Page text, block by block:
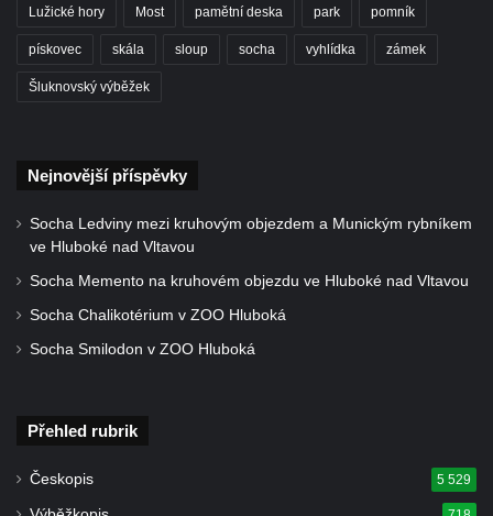
Centrální kříž hřbitova v Cítolibech
Rotující kříž před farou v Cítolibech
Centrální kříž hřbitova v Chlumčanech
Kříž u Kleinova statku v Konětopech
svatého Jakuba ve Hřivicích
Kříž na rozcestí v severní části Touchovic
Kříž u kaple svatého Josefa v Jimlíně
Kříž na vstupní bráně na hřbitov v Opočně u
Kříž na ohradní zdi fary čp. 1 v Opočně
Lužické hory Most pamětní deska park pomník
pískovec skála sloup socha vyhlídka zámek
Šluknovský výběžek
Nejnovější příspěvky
Socha Ledviny mezi kruhovým objezdem a Munickým rybníkem
ve Hluboké nad Vltavou
Socha Memento na kruhovém objezdu ve Hluboké nad Vltavou
Socha Chalikotérium v ZOO Hluboká
Socha Smilodon v ZOO Hluboká
Přehled rubrik
Českopis 5 529